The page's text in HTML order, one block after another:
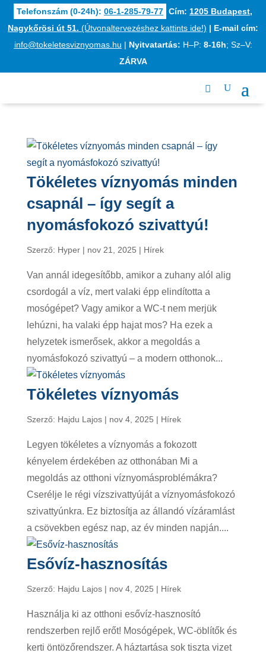
Telefonszám (0-24h): 06-1-285-79-77 Cím: 1205 Budapest,
Nagykőrösi út 51. (Útvonaltervezéshez kattints ide!) | E-mail cím:
info@tokeletesviznyomas.hu | Nyitvatartás: H–P: 8-16h; Sz–V:
ZÁRVA
Tökéletes víznyomás minden
csapnál – így segít a
nyomásfokozó szivattyú!
Szerző: Hyper| nov 21, 2025 | Hírek
Van annál idegesítőbb, amikor a zuhany alól alig
csordogál a víz, mert valaki épp elindította a
mosógépet? Vagy amikor a WC-t nem merjük
lehúzni, ha valaki épp hajat mos? Ha ezek a
helyzetek ismerősek, akkor a megoldás a
nyomásfokozó szivattyú – a modern otthonok...
Tökéletes víznyomás
Szerző: Hajdu Lajos| nov 4, 2025 | Hírek
Legyen tökéletes a víznyomás a fokozott
kényelem érdekében az otthonában Mi a
megoldás az otthoni víznyomásproblémákra?
Cserélje le régi vízszivattyúját a víznyomásfokozó
szivattyúnkra. Ez biztosítja az állandó vízáramlást
a csövekben egész nap, az év minden napján....
Esővíz-hasznosítás
Szerző: Hajdu Lajos| nov 4, 2025 | Hírek
Használja ki az otthoni esővíz-hasznosító
rendszerben rejlő erőt! Mosógépek, WC-öblítők és
kerti öntözőrendszer. A háztartása sok tiszta vizet